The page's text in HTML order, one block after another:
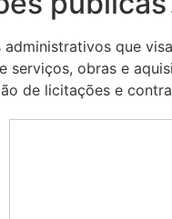
que
obras e
de licitações e